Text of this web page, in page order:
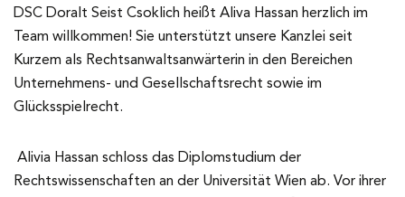
DSC Doralt Seist Csoklich heißt Aliva Hassan herzlich im
Team willkommen! Sie unterstützt unsere Kanzlei seit
Kurzem als Rechtsanwaltsanwärterin in den Bereichen
Unternehmens- und Gesellschaftsrecht sowie im
Glücksspielrecht.
Alivia Hassan schloss das Diplomstudium der
Rechtswissenschaften an der Universität Wien ab. Vor ihrer